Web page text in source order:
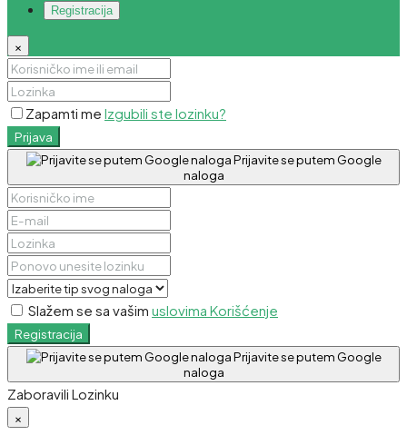
Registracija
×
Zapamti me Izgubili ste lozinku?
Prijava
Prijavite se putem Google
naloga
Slažem se sa vašim uslovima Korišćenje
Registracija
Prijavite se putem Google
naloga
Zaboravili Lozinku
×